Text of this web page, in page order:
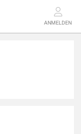
ANMELDEN